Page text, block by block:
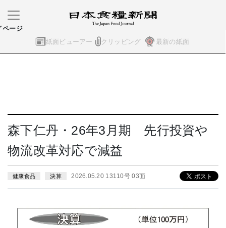
紙面ビューアー クリッピング 最新の紙面
ページ
森下仁丹・26年3月期 先行投資や
物流改革対応で減益
健康食品 決算 2026.05.20 13110号 03面